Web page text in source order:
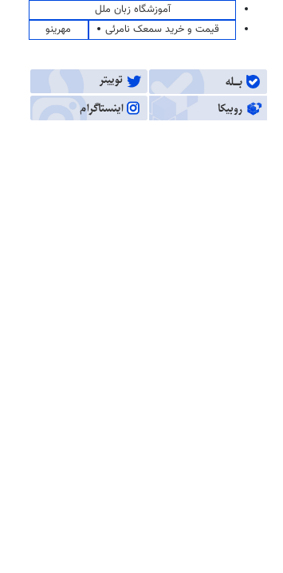
آموزشگاه زبان ملل
قیمت و خرید سمعک نامرئی
مهرینو